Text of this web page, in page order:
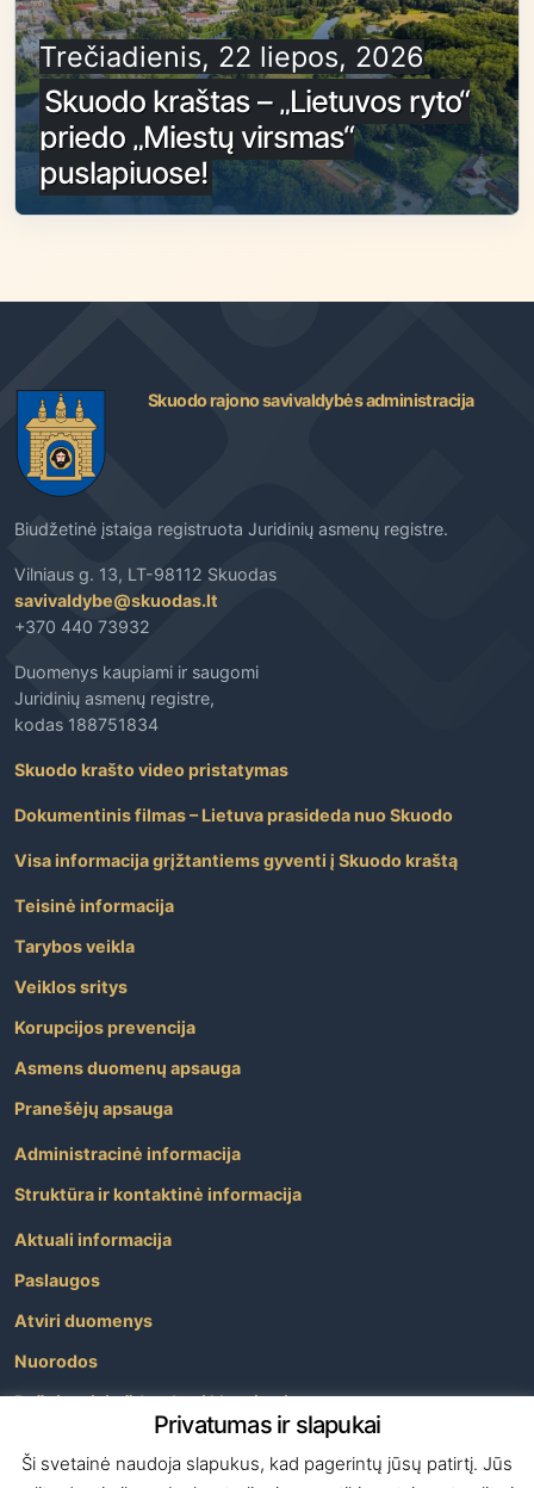
Trečiadienis, 22 liepos, 2026
Skuodo kraštas – „Lietuvos ryto“
priedo „Miestų virsmas“
puslapiuose!
Skuodo rajono savivaldybės administracija
Biudžetinė įstaiga registruota Juridinių asmenų registre.
Vilniaus g. 13, LT-98112 Skuodas
savivaldybe@skuodas.lt
+370 440 73932
Duomenys kaupiami ir saugomi
Juridinių asmenų registre,
kodas 188751834
Skuodo krašto video pristatymas
Dokumentinis filmas – Lietuva prasideda nuo Skuodo
Visa informacija grįžtantiems gyventi į Skuodo kraštą
Teisinė informacija
Tarybos veikla
Veiklos sritys
Korupcijos prevencija
Asmens duomenų apsauga
Pranešėjų apsauga
Administracinė informacija
Struktūra ir kontaktinė informacija
Aktuali informacija
Paslaugos
Atviri duomenys
Nuorodos
Dažniausiai užduodami klausimai
Privatumas ir slapukai
Ši svetainė naudoja slapukus, kad pagerintų jūsų patirtį. Jūs